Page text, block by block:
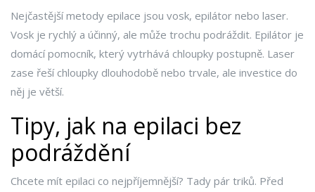
Nejčastější metody epilace jsou vosk, epilátor nebo laser.
Vosk je rychlý a účinný, ale může trochu podráždit. Epilátor je
domácí pomocník, který vytrhává chloupky postupně. Laser
zase řeší chloupky dlouhodobě nebo trvale, ale investice do
něj je větší.
Tipy, jak na epilaci bez
podráždění
Chcete mít epilaci co nejpříjemnější? Tady pár triků. Před